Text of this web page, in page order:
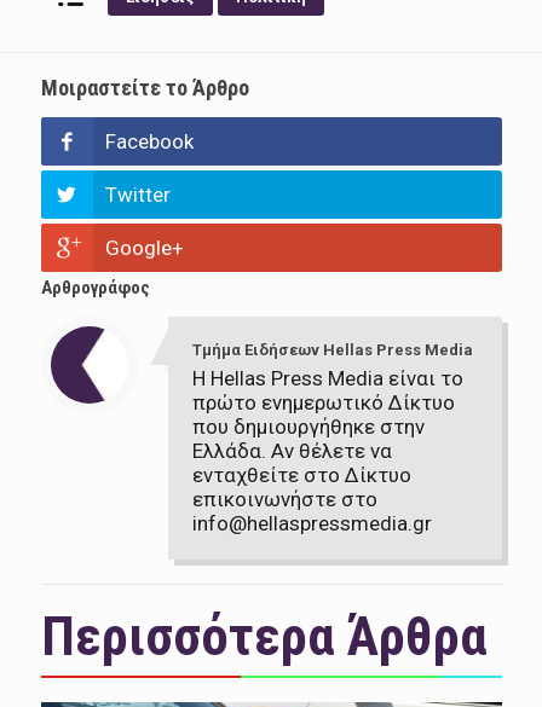
Μοιραστείτε το Άρθρο
Facebook
Twitter
Google+
Αρθρογράφος
Τμήμα Ειδήσεων Hellas Press Media
Η Hellas Press Media είναι το
πρώτο ενημερωτικό Δίκτυο
που δημιουργήθηκε στην
Ελλάδα. Αν θέλετε να
ενταχθείτε στο Δίκτυο
επικοινωνήστε στο
info@hellaspressmedia.gr
Περισσότερα Άρθρα